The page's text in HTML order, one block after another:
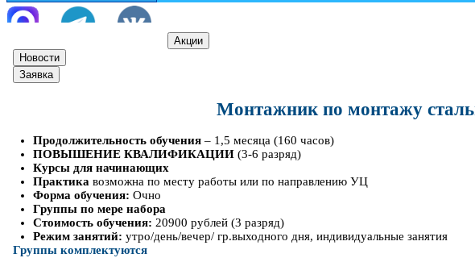
Акции
Новости
Заявка
Монтажник по монтажу
Продолжительность обучения – 1,5 месяца (160 часов)
ПОВЫШЕНИЕ КВАЛИФИКАЦИИ (3-6 разряд)
Курсы для начинающих
Практика возможна по месту работы или по направлению УЦ
Форма обучения: Очно
Группы по мере набора
Стоимость обучения: 20900 рублей (3 разряд)
Режим занятий: утро/день/вечер/ гр.выходного дня, индивидуальные занятия
Группы комплектуются